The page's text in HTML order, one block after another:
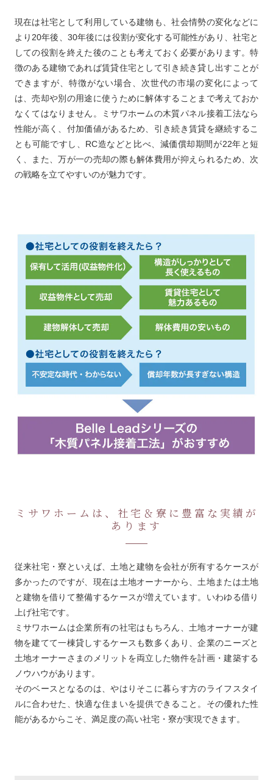
現在は社宅として利用している建物も、社会情勢の変化などに
より20年後、30年後には役割が変化する可能性があり、社宅と
しての役割を終えた後のことも考えておく必要があります。特
徴のある建物であれば賃貸住宅として引き続き貸し出すことが
できますが、特徴がない場合、次世代の市場の変化によって
は、売却や別の用途に使うために解体することまで考えておか
なくてはなりません。ミサワホームの木質パネル接着工法なら
性能が高く、付加価値があるため、引き続き賃貸を継続するこ
とも可能ですし、RC造などと比べ、減価償却期間が22年と短
く、また、万が一の売却の際も解体費用が抑えられるため、次
の戦略を立てやすいのが魅力です。
ミサワホームは、社宅＆寮に豊富な実績が
あります
従来社宅・寮といえば、土地と建物を会社が所有するケースが
多かったのですが、現在は土地オーナーから、土地または土地
と建物を借りて整備するケースが増えています。いわゆる借り
上げ社宅です。
ミサワホームは企業所有の社宅はもちろん、土地オーナーが建
物を建てて一棟貸しするケースも数多くあり、企業のニーズと
土地オーナーさまのメリットを両立した物件を計画・建築する
ノウハウがあります。
そのベースとなるのは、やはりそこに暮らす方のライフスタイ
ルに合わせた、快適な住まいを提供できること。その優れた性
能があるからこそ、満足度の高い社宅・寮が実現できます。